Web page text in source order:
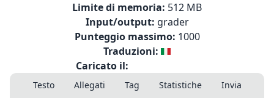
Limite di memoria: 512 MB
Input/output: grader
Punteggio massimo: 1000
Traduzioni:
Caricato il:
Testo Allegati Tag Statistiche
Invia